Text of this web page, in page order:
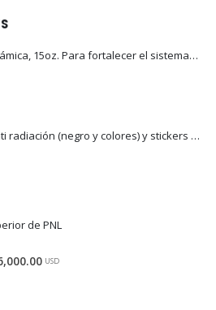
Taza de cerámica, 15oz. Para fortalecer el sistema Digestivo
Colgante anti radiación (negro y colores) y stickers anti radiación electromagnética (color dorado).
de PNL
USD